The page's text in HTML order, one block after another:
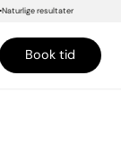
Naturlige resultater
Book tid